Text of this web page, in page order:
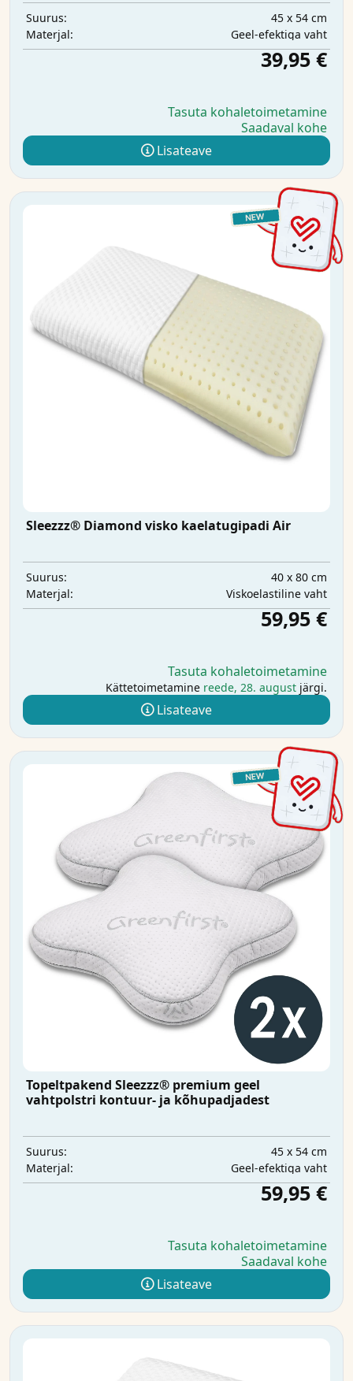
Suurus:
45 x 54 cm
Materjal:
Geel-efektiga vaht
39,95 €
Tasuta kohaletoimetamine
Saadaval kohe
Lisateave
Sleezzz® Diamond visko kaelatugipadi Air
Suurus:
40 x 80 cm
Materjal:
Viskoelastiline vaht
59,95 €
Tasuta kohaletoimetamine
Kättetoimetamine reede, 28. august järgi.
Lisateave
Topeltpakend Sleezzz® premium geel
vahtpolstri kontuur- ja kõhupadjadest
Suurus:
45 x 54 cm
Materjal:
Geel-efektiga vaht
59,95 €
Tasuta kohaletoimetamine
Saadaval kohe
Lisateave